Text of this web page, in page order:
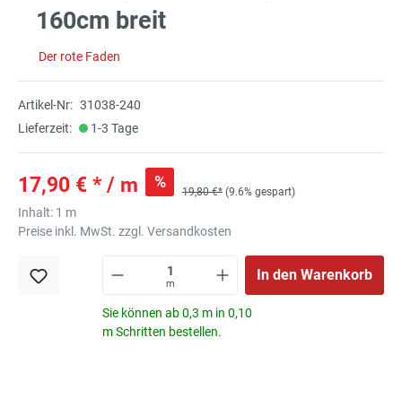
160cm breit
Der rote Faden
Artikel-Nr: 31038-240
Lieferzeit:
1-3 Tage
17,90 € * / m %
19,80 €* (9.6% gespart)
Inhalt: 1 m
Preise inkl. MwSt. zzgl. Versandkosten
m
In den Warenkorb
Sie können ab 0,3 m in 0,10
m Schritten bestellen.